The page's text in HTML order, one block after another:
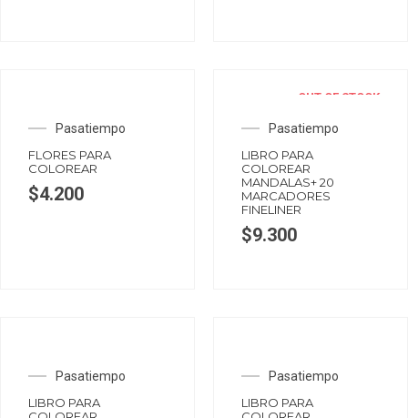
Pasatiempo
FLORES PARA
COLOREAR
$4.200
OUT OF STOCK
Pasatiempo
LIBRO PARA
COLOREAR
MANDALAS+ 20
MARCADORES
FINELINER
$9.300
Pasatiempo
LIBRO PARA
Pasatiempo
LIBRO PARA